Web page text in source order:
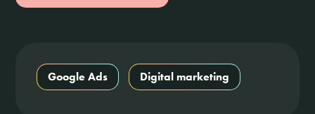
Google Ads Digital marketing